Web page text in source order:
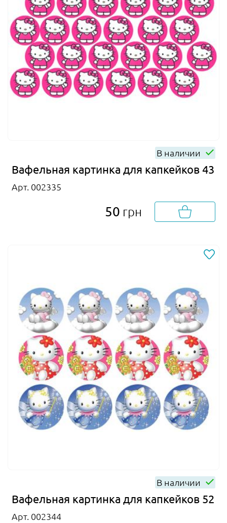
В наличии
Вафельная картинка для капкейков 43
Арт. 002335
50 грн
В наличии
Вафельная картинка для капкейков 52
Арт. 002344